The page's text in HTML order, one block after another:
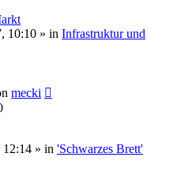
10:10 » in Infrastruktur und
mecki
» in 'Schwarzes Brett'